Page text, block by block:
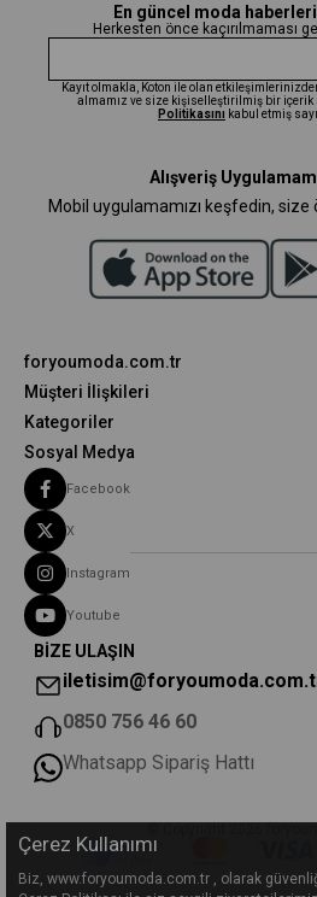
En güncel moda
Herkesten önce kaçırılmaması
Kayıt olmakla, Koton ile olan
almamız ve size kişiselleştirilmiş bir
Politikasını kabul etmiş
Alışveriş
Mobil uygulamamızı keşfedin, size
foryoumoda.com.tr
Müşteri İlişkileri
Kategoriler
Sosyal Medya
Facebook
X
Instagram
Youtube
BİZE ULAŞIN
0850 756 46 60
Whatsapp Sipariş Hattı
Çerez Kullanımı
Biz, www.foryoumoda.com.tr , olarak